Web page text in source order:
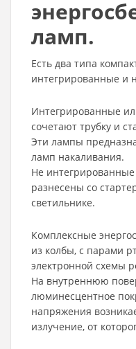
ламп.
Есть два типа
интегрированные и
Интегрированные
сочетают трубку и
Эти лампы
ламп накаливания.
Не
разнесены со
светильнике.
Комплексные
из колбы, с парами
электронной схемы
На внутреннюю
люминесцентное
напряжения
излучение, от